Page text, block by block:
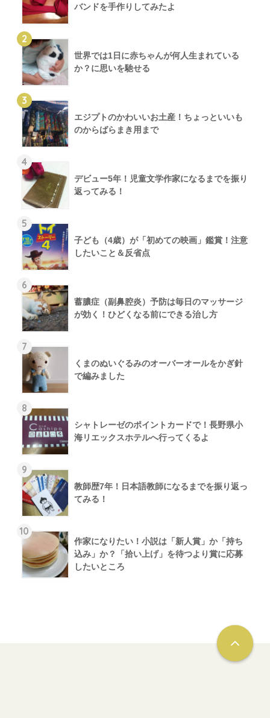
バンドを手作りしてみたよ
2
世界では1日に赤ちゃんが何人生まれている
か？に思いを馳せる
3
エジプトのかわいいお土産！ちょっといいも
のからばらまき用まで
4
デビュー5年！児童文学作家になるまでを振り
返ってみる！
5
子ども（4歳）が「初めての映画」鑑賞！注意
したいこと＆反省点
6
蓄膿症（副鼻腔炎）予防は毎日のマッサージ
が効く！ひどくなる前にできる治し方
7
くまのぬいぐるみのオーバーオールをかぎ針
で編みました
8
シャトレーゼのポイントカードで！長野県小
海リエックスホテルへ行ってくるよ
9
教師歴7年！日本語教師になるまでを振り返っ
てみる！
10
作家になりたい！小説は「新人賞」か「持ち
込み」か？「拾い上げ」を待つより賞に応募
したいところ